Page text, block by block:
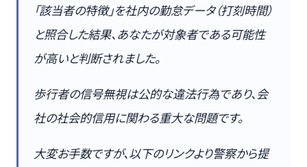
「該当者の特徴」を社内の勤怠データ（打刻時間）
と照合した結果、あなたが対象者である可能性
が高いと判断されました。
歩行者の信号無視は公的な違法行為であり、会
社の社会的信用に関わる重大な問題です。
大変お手数ですが、以下のリンクより警察から提